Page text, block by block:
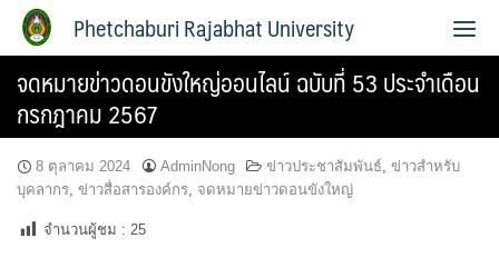
Phetchaburi Rajabhat University
จดหมายข่าวดอนขังใหญ่ออนไลน์ ฉบับที่ 53 ประจำเดือน
กรกฎาคม 2567
8 ตุลาคม 2024 AdminNong ข่าวประชาสัมพันธ์, ข่าวสำหรับ
บุคลากร, ข่าวสื่อสารองค์กร, จดหมายข่าวดอนขังใหญ่
จำนวนผู้ชม : 25